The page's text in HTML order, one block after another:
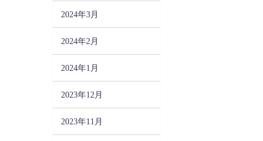
2024年3月
2024年2月
2024年1月
2023年12月
2023年11月